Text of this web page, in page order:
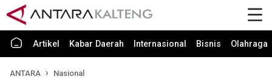
Artikel Kabar Daerah Internasional Bisnis Olahraga
ANTARA Nasional